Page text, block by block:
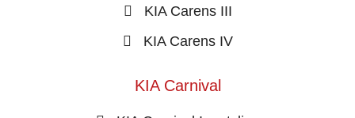
KIA Carens III
KIA Carens IV
KIA Carnival